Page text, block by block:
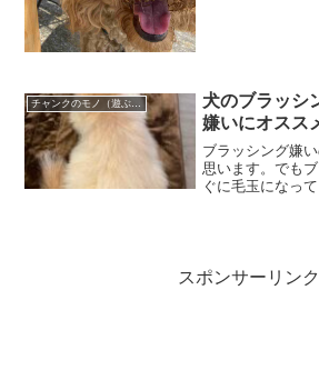
チャンクのモノ（遊ぶ、しつける、身に着ける）
犬のブラッ
嫌いにオスス
ブラッシング嫌
思います。でも
ぐに毛玉になっ
スポンサーリンク